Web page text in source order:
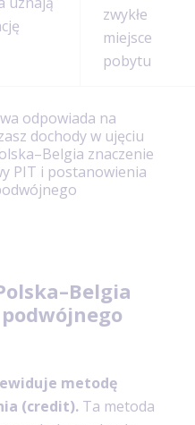
zwykłe
miejsce
pobytu
odpowiada na
dochody w ujęciu
znaczenie
PIT i postanowienia
metodę
(credit). Ta metoda